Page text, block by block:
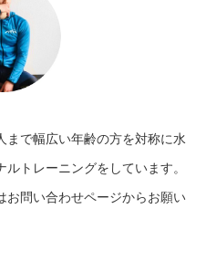
まで幅広い年齢の方を対称に水
トレーニングをしています。
お問い合わせページからお願い